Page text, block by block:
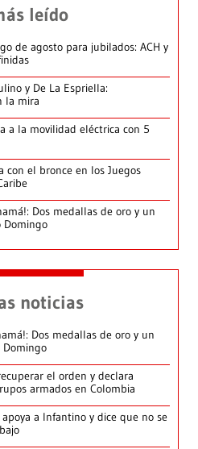
leído
de agosto para jubilados: ACH y
y De La Espriella:
la mira
a la movilidad eléctrica con 5
con el bronce en los Juegos
Dos medallas de oro y un
Domingo
noticias
Dos medallas de oro y un
Domingo
el orden y declara
armados en Colombia
a Infantino y dice que no se